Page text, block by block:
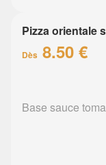
Pizza orientale
Dès 8.50 €
Base sauce